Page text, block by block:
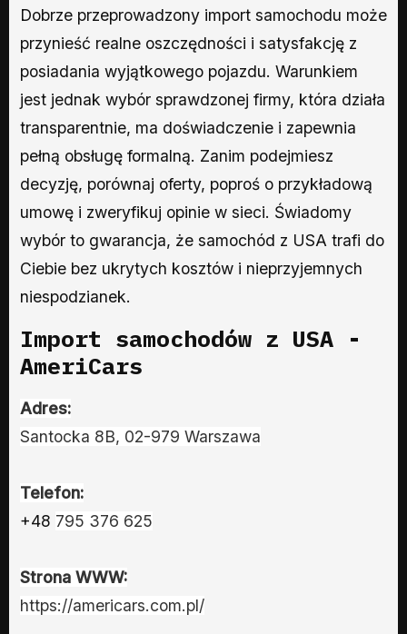
Dobrze przeprowadzony import samochodu może
przynieść realne oszczędności i satysfakcję z
posiadania wyjątkowego pojazdu. Warunkiem
jest jednak wybór sprawdzonej firmy, która działa
transparentnie, ma doświadczenie i zapewnia
pełną obsługę formalną. Zanim podejmiesz
decyzję, porównaj oferty, poproś o przykładową
umowę i zweryfikuj opinie w sieci. Świadomy
wybór to gwarancja, że samochód z USA trafi do
Ciebie bez ukrytych kosztów i nieprzyjemnych
niespodzianek.
Import samochodów z USA -
AmeriCars
Adres:
Santocka 8B, 02-979 Warszawa
Telefon:
+48 795 376 625
Strona WWW:
https://americars.com.pl/